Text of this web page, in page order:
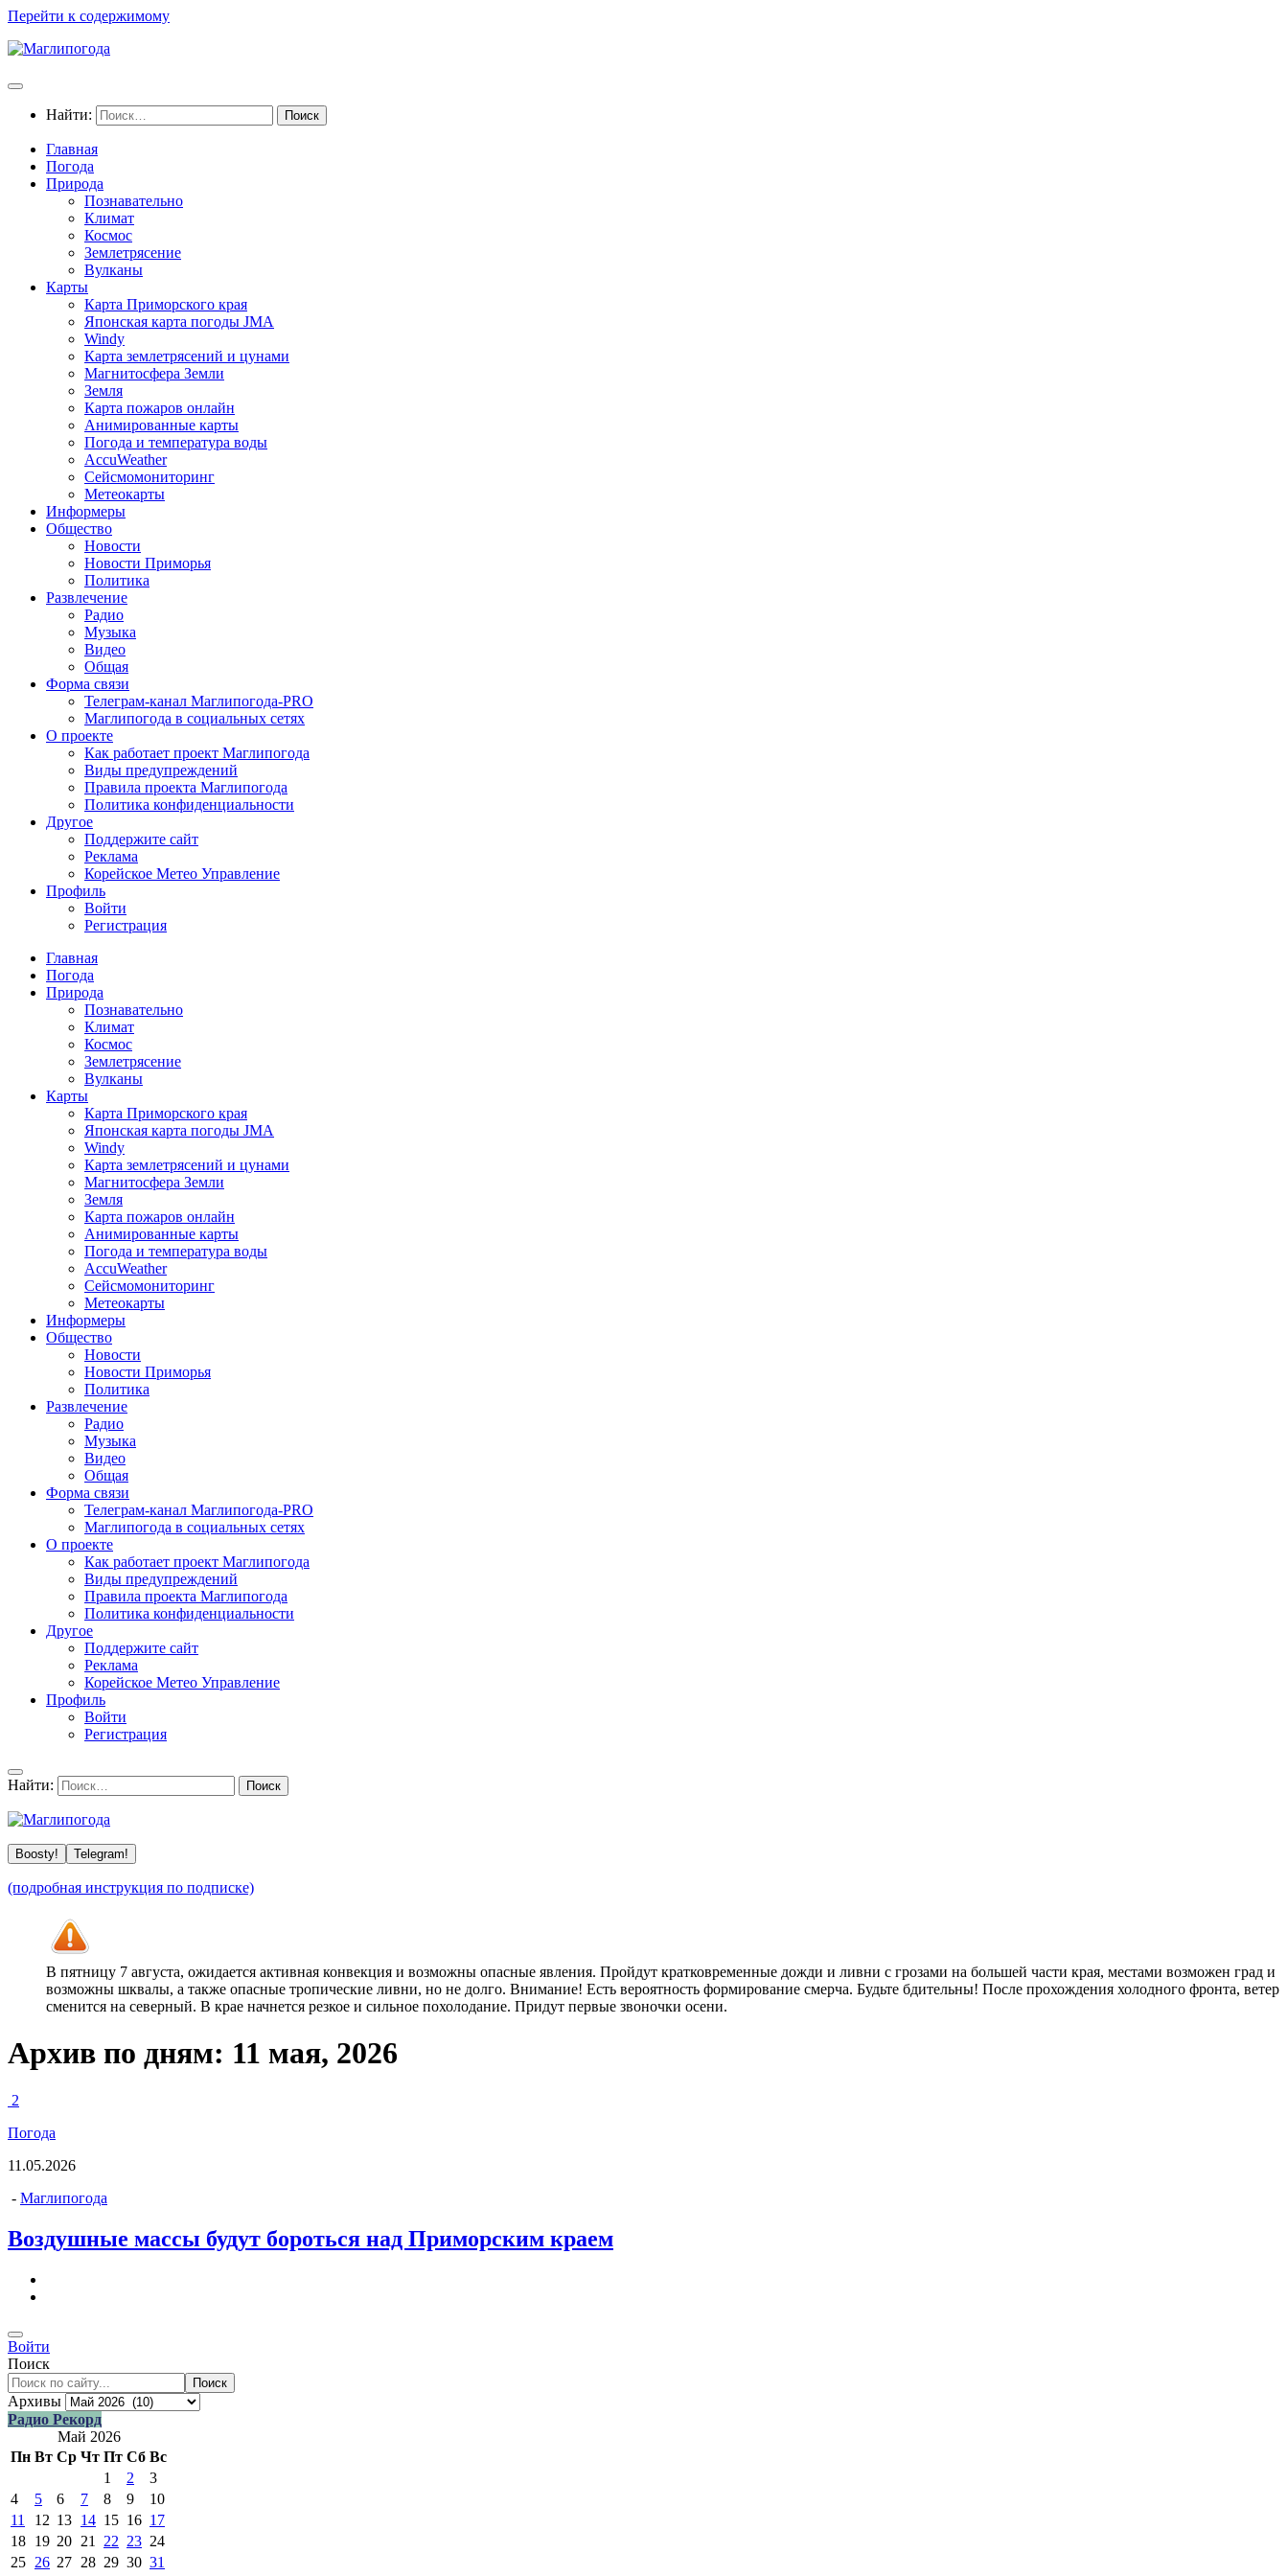
Перейти к содержимому
Найти:
Главная
Погода
Природа
Познавательно
Климат
Космос
Землетрясение
Вулканы
Карты
Карта Приморского края
Японская карта погоды JMA
Windy
Карта землетрясений и цунами
Магнитосфера Земли
Земля
Карта пожаров онлайн
Анимированные карты
Погода и температура воды
AccuWeather
Сейсмомониторинг
Метеокарты
Информеры
Общество
Новости
Новости Приморья
Политика
Развлечение
Радио
Музыка
Видео
Общая
Форма связи
Телеграм-канал Маглипогода-PRO
Маглипогода в социальных сетях
О проекте
Как работает проект Маглипогода
Виды предупреждений
Правила проекта Маглипогода
Политика конфиденциальности
Другое
Поддержите сайт
Реклама
Корейское Метео Управление
Профиль
Войти
Регистрация
Главная
Погода
Природа
Познавательно
Климат
Космос
Землетрясение
Вулканы
Карты
Карта Приморского края
Японская карта погоды JMA
Windy
Карта землетрясений и цунами
Магнитосфера Земли
Земля
Карта пожаров онлайн
Анимированные карты
Погода и температура воды
AccuWeather
Сейсмомониторинг
Метеокарты
Информеры
Общество
Новости
Новости Приморья
Политика
Развлечение
Радио
Музыка
Видео
Общая
Форма связи
Телеграм-канал Маглипогода-PRO
Маглипогода в социальных сетях
О проекте
Как работает проект Маглипогода
Виды предупреждений
Правила проекта Маглипогода
Политика конфиденциальности
Другое
Поддержите сайт
Реклама
Корейское Метео Управление
Профиль
Войти
Регистрация
Найти:
Boosty! Telegram!
(подробная инструкция по подписке)
В пятницу 7 августа, ожидается активная конвекция и возможны опасные явления. Пройдут кратковременные дожди и ливни с грозами на большей части края, местами возможен град и
возможны шквалы, а также опасные тропические ливни, но не долго. Внимание! Есть вероятность формирование смерча. Будьте бдительны! После прохождения холодного фронта, ветер
сменится на северный. В крае начнется резкое и сильное похолодание. Придут первые звоночки осени.
Архив по дням: 11 мая, 2026
2
Погода
11.05.2026
- Маглипогода
Воздушные массы будут бороться над Приморским краем
Войти
Поиск
Поиск
Архивы
Радио Рекорд
Май 2026
Пн Вт Ср Чт Пт Сб Вс
1
2
3
4
5 6 7 8 9
10
11
12 13 14 15 16 17
18 19 20 21 22 23 24
25 26 27 28 29 30 31